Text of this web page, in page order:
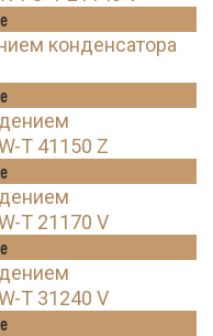
конденсатора
T 41150 Z
T 21170 V
T 31240 V